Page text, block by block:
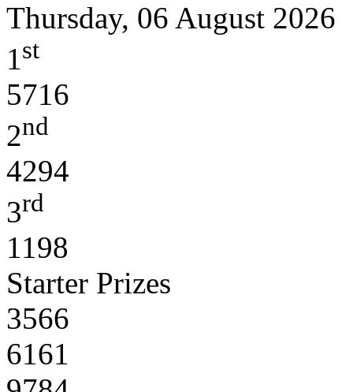
Thursday, 06 August 2026
1st
5716
2nd
4294
3rd
1198
Starter Prizes
3566
6161